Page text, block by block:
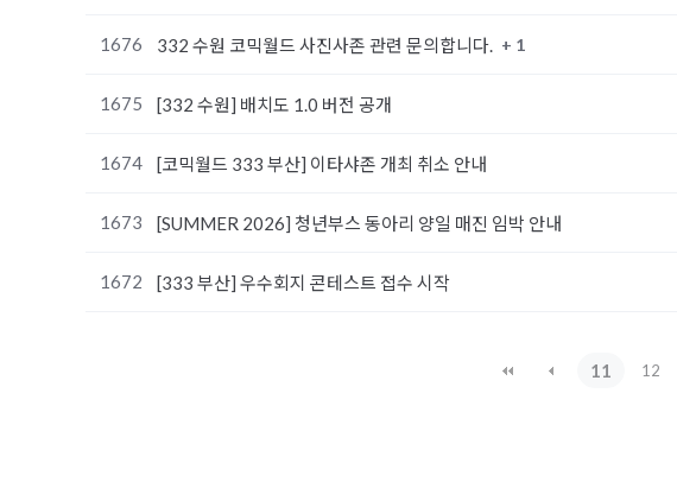
1676 332 수원 코믹월드 사진사존 관련 문의합니다. + 1
1675 [332 수원] 배치도 1.0 버전 공개
1674 [코믹월드 333 부산] 이타샤존 개최 취소 안내
1673 [SUMMER 2026] 청년부스 동아리 양일 매진 임박 안내
1672 [333 부산] 우수회지 콘테스트 접수 시작
11 12
맨끝